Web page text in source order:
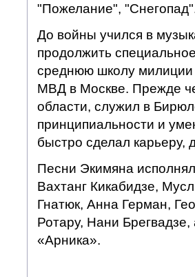
"Пожелание",
До войны учился в
продолжить
среднюю школу
МВД в Москве. Прежде
области, служил в
принципиальности и
быстро сделал карьеру,
Песни Экимяна
Вахтанг Кикабидзе,
Гнатюк, Анна Герман,
Ротару, Нани
«Арника».